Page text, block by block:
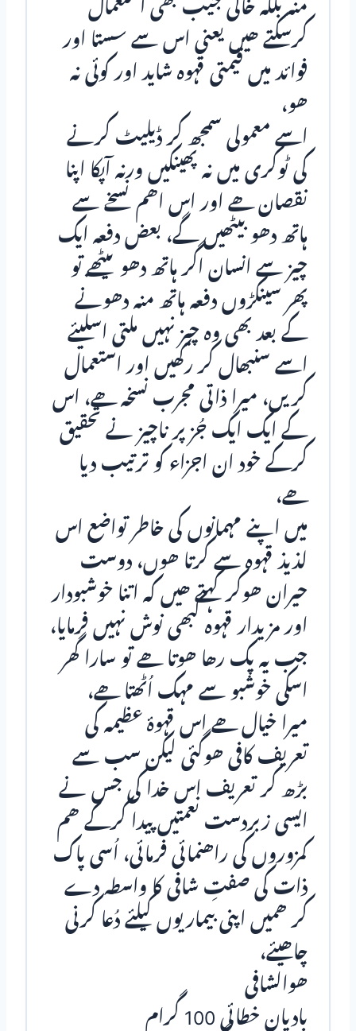
منہ بلکہ خالی جیب بھی استعمال
کرسکـتے ھیں یعنی اس سے سستا اور
فوائد میں قیمتی قہوہ شاید اور کوئی نہ
ھو،
اسے معمولی سمجھ کر ڈیلیٹ کرنے
کی ٹوکری میں نہ پھـینکیں ورنہ آپکا اپنا
نقصان ھے اور اس اھم نسخے سے
ہاتھ دھو بـیٹھـیں گے، بعض دفعہ ایک
چیز سے انسان اگر ہاتھ دھو بـیٹھـے تو
پھر سینکڑوں دفعہ ہاتھ منہ دھونے
کے بعد بھی وہ چیز نہیں ملـتی اسلیئے
اسے سنبھال کر رکھیں اور استعمال
کریں، میرا ذاتی مجرب نسخہ ھے، اس
کے ایک ایک جـُز پر ناچیز نے تحقیق
کرکے خود ان اجزاء کو ترتیب دیا
ھے،
میں اپنے مہمانوں کی خاطر تواضع اس
لذیذ قہوہ سے کرتا ھوں، دوست
حیران ھوکر کہتے ھیں کہ اتـنا خوشبودار
اور مزیدار قہوہ کبھی نوش نہیں فرمایا،
جب یہ پک رھا ھوتا ھے تو سارا گھر
اسکی خوشبو سے مہک اُٹھـتا ھے،
میرا خیال ھے اس قہوۂ عظیمہ کی
تعریف کافی ھوگـئی لیکن سب سے
بڑھ کر تعریف اس خدا کی جس نے
ایسی زبردست نعمـتـیں پـیدا کرکے ھم
کمزوروں کی راھنمائی فرمائی، اُسی پاک
ذات کی صفتِ شافی کا واسطہ دے
کر ھمیں اپنی بیماریوں کیلئے دُعا کرنی
چاھیئے،
ھوالشافی
بادیان خطائی 100 گرام